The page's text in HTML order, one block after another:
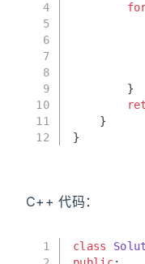
4
5
6
7
8
9
10
11
12
        }
    }
}
C++ 代码：
1
class